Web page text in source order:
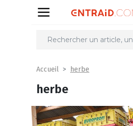
Accueil herbe
herbe